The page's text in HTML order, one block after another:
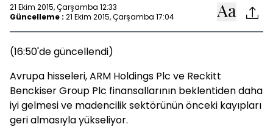
21 Ekim 2015, Çarşamba 12:33
Güncelleme : 21 Ekim 2015, Çarşamba 17:04
(16:50'de güncellendi)
Avrupa hisseleri, ARM Holdings Plc ve Reckitt
Benckiser Group Plc finansallarının beklentiden daha
iyi gelmesi ve madencilik sektörünün önceki kayıpları
geri almasıyla yükseliyor.